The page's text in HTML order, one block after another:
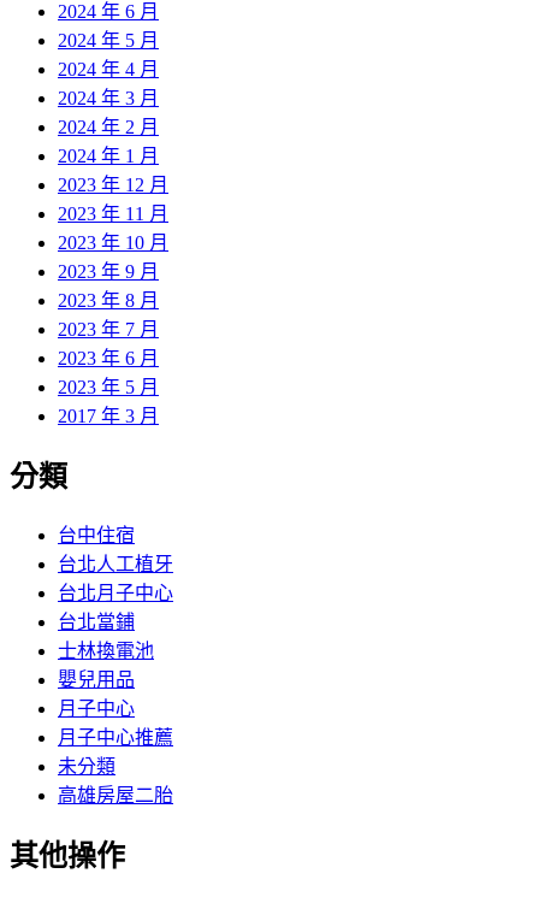
2024 年 6 月
2024 年 5 月
2024 年 4 月
2024 年 3 月
2024 年 2 月
2024 年 1 月
2023 年 12 月
2023 年 11 月
2023 年 10 月
2023 年 9 月
2023 年 8 月
2023 年 7 月
2023 年 6 月
2023 年 5 月
2017 年 3 月
分類
台中住宿
台北人工植牙
台北月子中心
台北當鋪
士林換電池
嬰兒用品
月子中心
月子中心推薦
未分類
高雄房屋二胎
其他操作